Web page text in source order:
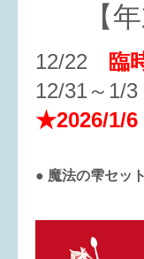
【
12/22
臨
12/31～1/
★2026/1/
● 魔法の雫セット